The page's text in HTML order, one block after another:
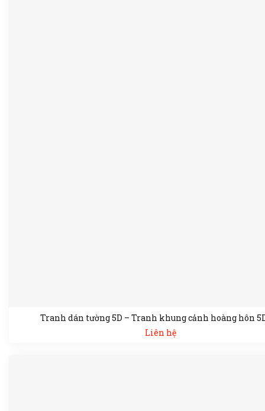
Tranh dán tường 5D – Tranh khung cảnh hoàng hôn
Liên hệ